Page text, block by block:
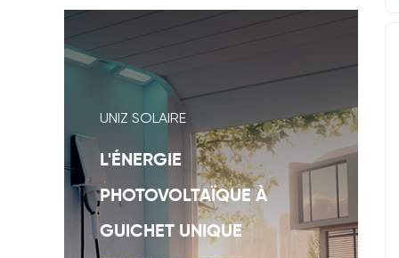
UNIZ SOLAIRE
L'ÉNERGIE
PHOTOVOLTAÏQUE À
GUICHET UNIQUE